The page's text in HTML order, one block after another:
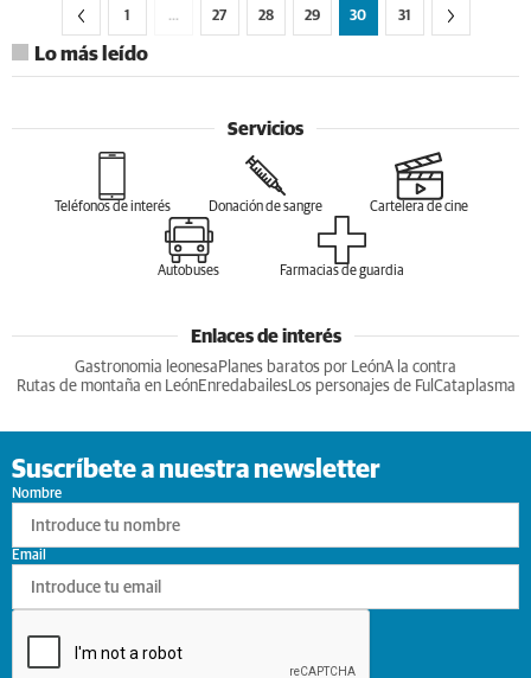
1 … 27 28 29 30 31
Lo más leído
Servicios
Teléfonos de interés Donación de sangre Cartelera de cine
Autobuses Farmacias de guardia
Enlaces de interés
Gastronomia leonesa Planes baratos por LeónA la contra
Rutas de montaña en LeónEnredabailesLos personajes de Ful Cataplasma
Suscríbete a nuestra newsletter
Nombre
Email